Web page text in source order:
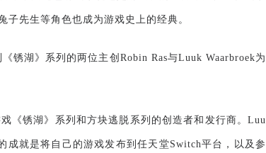
先生等角色也成为游戏史上的经典。
锈湖》系列的两位主创 Robin Ras与Luuk Waarbroek为
《锈湖》系列和方块逃脱系列的创造者和发行商。Luu
成就是将自己的游戏发布到任天堂Switch平台，以及参